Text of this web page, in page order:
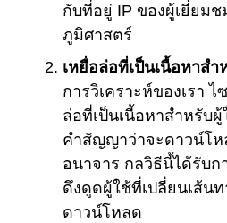
กับที่อยู่ IP ของผู้เยี่ยม
ภูมิศาสตร์
เหยื่อล่อที่เป็นเนื้อหาส
การวิเคราะห์ของเรา
ล่อที่เป็นเนื้อหาสำหรับ
คำสัญญาว่าจะดาวน์โห
อนาจาร กลวิธีนี้ได้รับก
ดึงดูดผู้ใช้ที่เปลี่ยนเส้น
ดาวน์โหลด